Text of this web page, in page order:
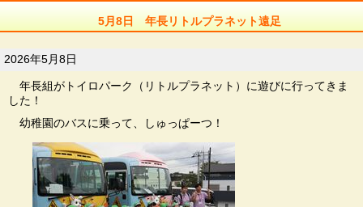
5月8日 年長リトルプラネット遠足
2026年5月8日
年長組がトイロパーク（リトルプラネット）に遊びに行ってきま
した！
幼稚園のバスに乗って、しゅっぱーつ！